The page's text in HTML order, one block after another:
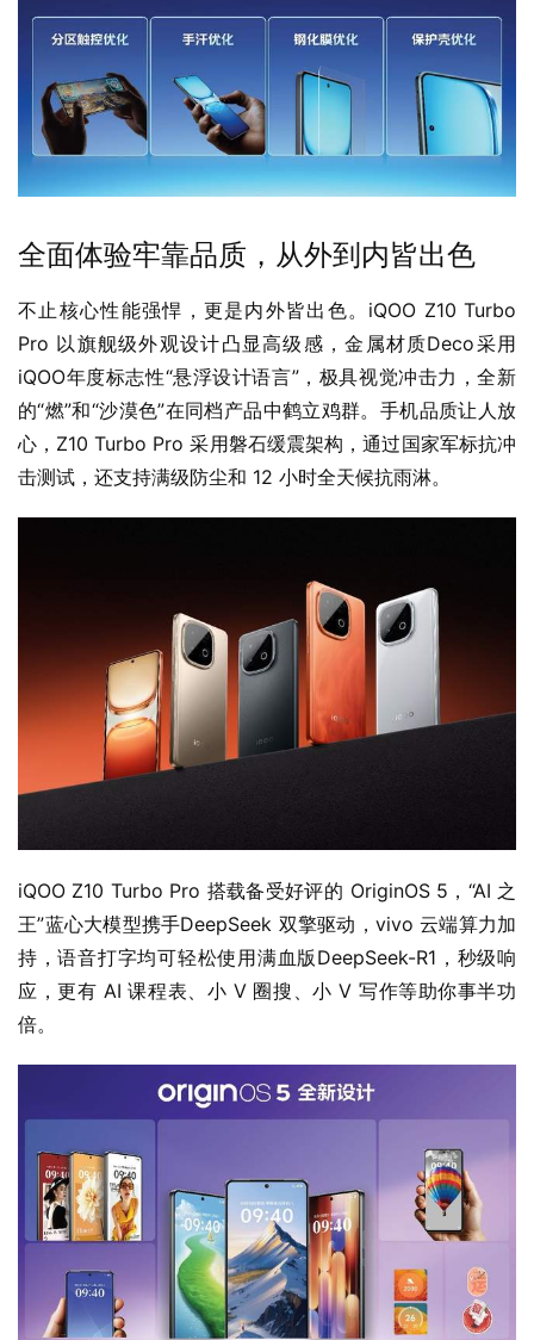
全面体验牢靠品质，从外到内皆出色
不止核心性能强悍，更是内外皆出色。iQOO Z10 Turbo
Pro 以旗舰级外观设计凸显高级感，金属材质Deco采用
iQOO年度标志性“悬浮设计语言”，极具视觉冲击力，全新
的“燃”和“沙漠色”在同档产品中鹤立鸡群。手机品质让人放
心，Z10 Turbo Pro 采用磐石缓震架构，通过国家军标抗冲
击测试，还支持满级防尘和 12 小时全天候抗雨淋。
iQOO Z10 Turbo Pro 搭载备受好评的 OriginOS 5，“AI 之
王”蓝心大模型携手DeepSeek 双擎驱动，vivo 云端算力加
持，语音打字均可轻松使用满血版DeepSeek-R1，秒级响
应，更有 AI 课程表、小 V 圈搜、小 V 写作等助你事半功
倍。